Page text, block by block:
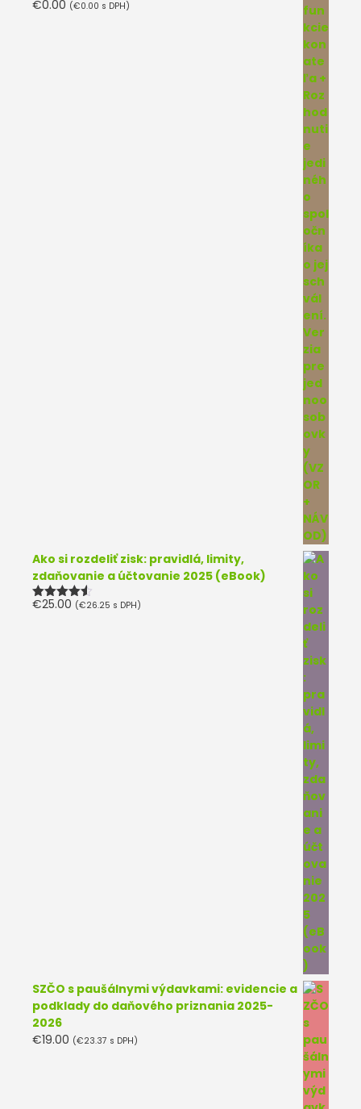
Hodnotenie
€0.00 (€0.00 s DPH)
Ako si rozdeliť zisk: pravidlá, limity,
zdaňovanie a účtovanie 2025 (eBook)
Hodnotenie
€25.00 (€26.25 s DPH)
SZČO s paušálnymi výdavkami: evidencie a
podklady do daňového priznania 2025-
2026
€19.00 (€23.37 s DPH)